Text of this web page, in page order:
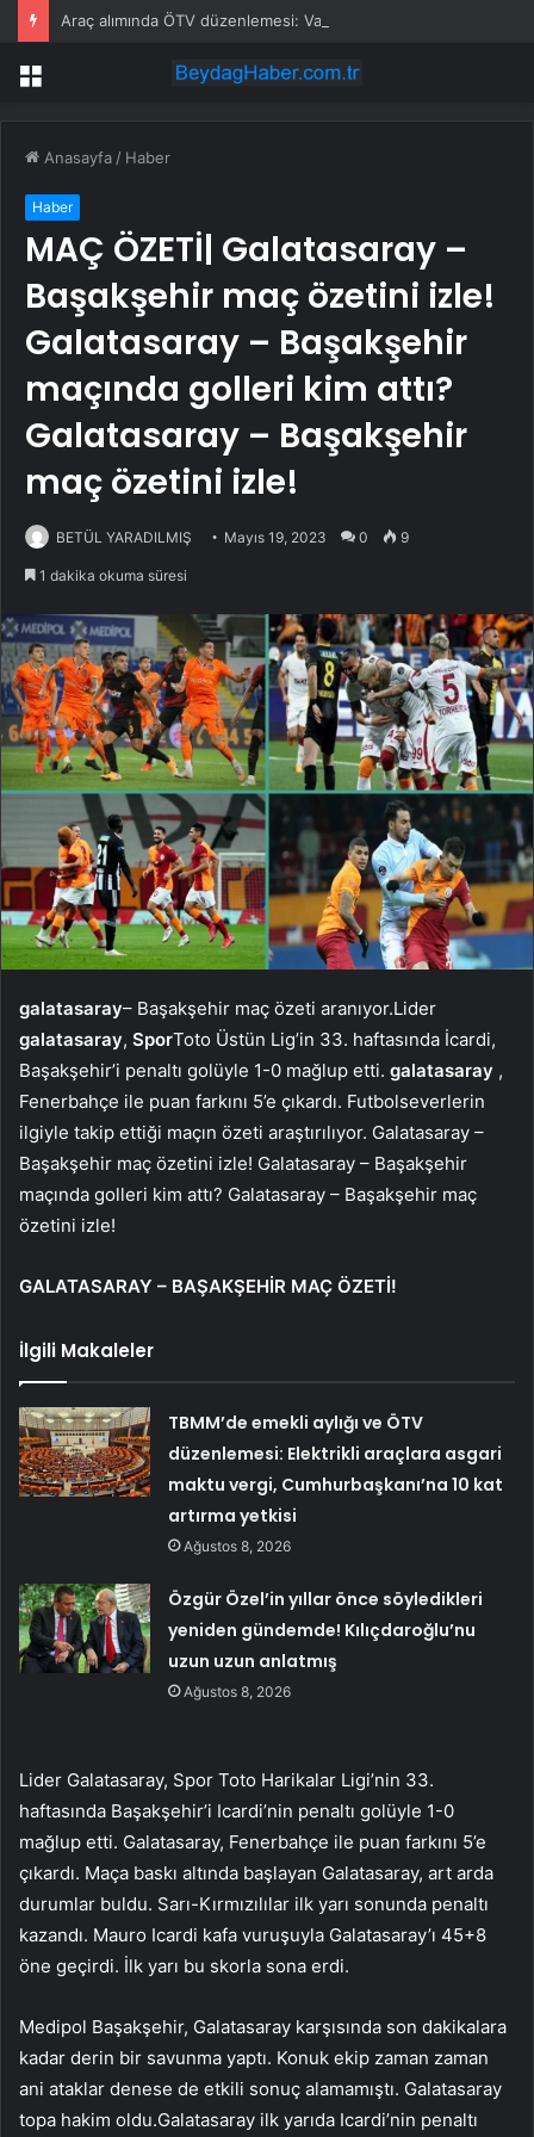
Menü
Anasayfa / Haber
Haber
MAÇ ÖZETİ| Galatasaray –
Başakşehir maç özetini izle!
Galatasaray – Başakşehir
maçında golleri kim attı?
Galatasaray – Başakşehir
maç özetini izle!
BETÜL YARADILMIŞ Mayıs 19, 2023 0 9
1 dakika okuma süresi
galatasaray– Başakşehir maç özeti aranıyor.Lider
galatasaray, SporToto Üstün Lig’in 33. haftasında İcardi,
Başakşehir’i penaltı golüyle 1-0 mağlup etti. galatasaray ,
Fenerbahçe ile puan farkını 5’e çıkardı. Futbolseverlerin
ilgiyle takip ettiği maçın özeti araştırılıyor. Galatasaray –
Başakşehir maç özetini izle! Galatasaray – Başakşehir
maçında golleri kim attı? Galatasaray – Başakşehir maç
özetini izle!
GALATASARAY – BAŞAKŞEHİR MAÇ ÖZETİ!
İlgili Makaleler
TBMM’de emekli aylığı ve ÖTV
düzenlemesi: Elektrikli araçlara asgari
maktu vergi, Cumhurbaşkanı’na 10 kat
artırma yetkisi
Ağustos 8, 2026
Özgür Özel’in yıllar önce söyledikleri
yeniden gündemde! Kılıçdaroğlu’nu
uzun uzun anlatmış
Ağustos 8, 2026
Lider Galatasaray, Spor Toto Harikalar Ligi’nin 33.
haftasında Başakşehir’i Icardi’nin penaltı golüyle 1-0
mağlup etti. Galatasaray, Fenerbahçe ile puan farkını 5’e
çıkardı. Maça baskı altında başlayan Galatasaray, art arda
durumlar buldu. Sarı-Kırmızılılar ilk yarı sonunda penaltı
kazandı. Mauro Icardi kafa vuruşuyla Galatasaray’ı 45+8
öne geçirdi. İlk yarı bu skorla sona erdi.
Medipol Başakşehir, Galatasaray karşısında son dakikalara
kadar derin bir savunma yaptı. Konuk ekip zaman zaman
ani ataklar denese de etkili sonuç alamamıştı. Galatasaray
topa hakim oldu.Galatasaray ilk yarıda Icardi’nin penaltı